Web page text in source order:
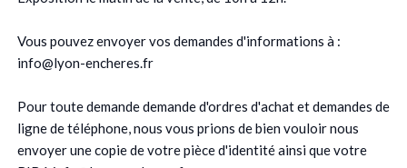
Vous pouvez envoyer vos demandes d'informations à :
info@lyon-encheres.fr
Pour toute demande demande d'ordres d'achat et demandes de
ligne de téléphone, nous vous prions de bien vouloir nous
envoyer une copie de votre pièce d'identité ainsi que votre